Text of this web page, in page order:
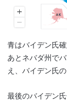
青はバイデン氏
あとネバダ州で
え、バイデン氏
最後のバイデン